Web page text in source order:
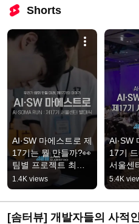
Shorts
AI·SW 마에스트로 제
17기는 뭘 만들까?👀
팀별 프로젝트 최초
공개🔥
1.4K views
AI·SW
17기
서울센
무슨 일
5.4K
[솜터뷰] 개발자들의 사적